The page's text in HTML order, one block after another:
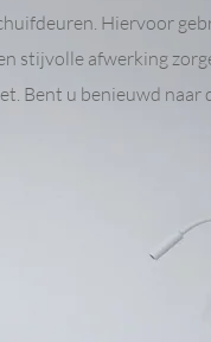
Hiervoor
stijvolle afwerking
Bent u benieuwd naar